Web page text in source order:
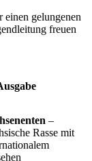
einen gelungenen
freuen
–
Rasse mit